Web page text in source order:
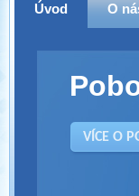
Úvod O
VÍCE O